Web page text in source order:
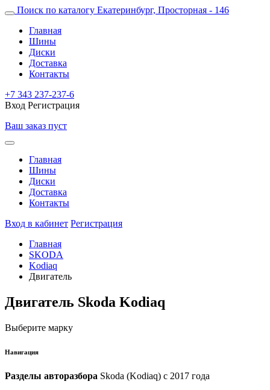
Поиск по каталогу Екатеринбург, Просторная - 146
Главная
Шины
Диски
Доставка
Контакты
+7 343 237-237-6
Вход Регистрация
Ваш заказ пуст
Главная
Шины
Диски
Доставка
Контакты
Вход в кабинет Регистрация
Главная
SKODA
Kodiaq
Двигатель
Двигатель Skoda Kodiaq
Выберите марку
Навигация
Разделы авторазбора Skoda (Kodiaq) с 2017 года